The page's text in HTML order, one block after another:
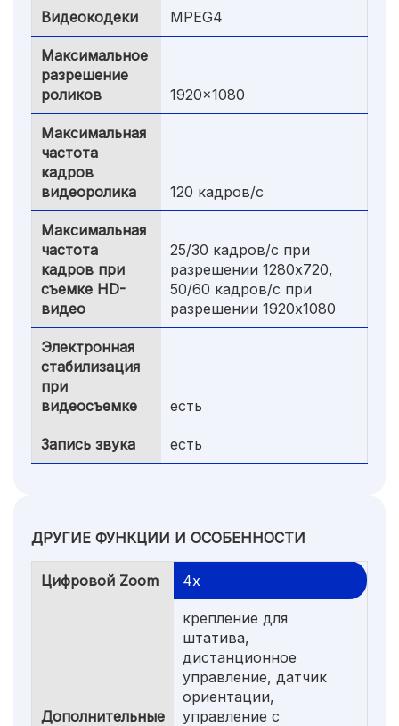
Видеокодеки MPEG4
Максимальное
разрешение
роликов
1920x1080
Максимальная
частота
кадров
видеоролика
120 кадров/с
Максимальная
частота
кадров при
съемке HD-
видео
25/30 кадров/с при
разрешении 1280x720,
50/60 кадров/с при
разрешении 1920x1080
Электронная
стабилизация
при
видеосъемке
есть
Запись звука есть
ДРУГИЕ ФУНКЦИИ И ОСОБЕННОСТИ
Цифровой Zoom 4x
Дополнительные
крепление для
штатива,
дистанционное
управление, датчик
ориентации,
управление с